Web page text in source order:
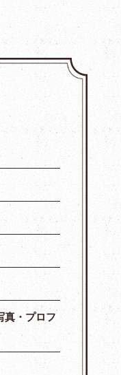
真・プロフ